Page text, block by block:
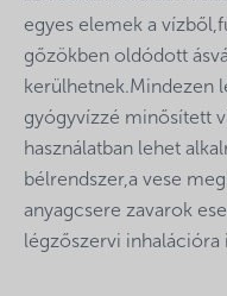
egyes elemek a
gőzökben oldódott
kerülhetnek.Mindezen
gyógyvízzé minősített
használatban lehet
bélrendszer,a vese
anyagcsere zavarok
légzőszervi inhalációra